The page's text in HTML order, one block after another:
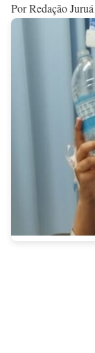
Por Redação